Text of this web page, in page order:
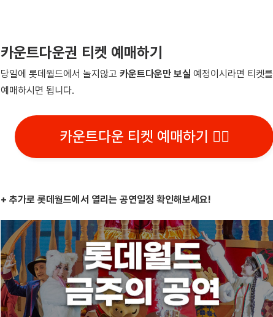
카운트다운권 티켓 예매하기
당일에 롯데월드에서 놀지않고 카운트다운만 보실 예정이시라면 티켓를
예매하시면 됩니다.
카운트다운 티켓 예매하기 👆🏻
+ 추가로 롯데월드에서 열리는 공연일정 확인해보세요!